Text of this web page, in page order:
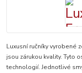
Luxusní ručníky vyrobené
jsou zárukou kvality. Tyto
technologií. Jednotlivé